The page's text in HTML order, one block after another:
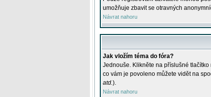
umožňuje zbavit se otravných
Návrat nahoru
Jak vložím téma do fóra?
Jednouše. Klikněte na příslušné
co vám je povoleno můžete vidět na
atd.).
Návrat nahoru